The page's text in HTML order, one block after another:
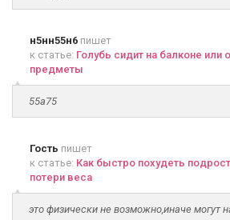
н5нн55н6 пишет
к статье: Голубь сидит на балконе или
предметы
55а75
Гость пишет
к статье: Как быстро похудеть
потери веса
это физически не возможно,иначе могут